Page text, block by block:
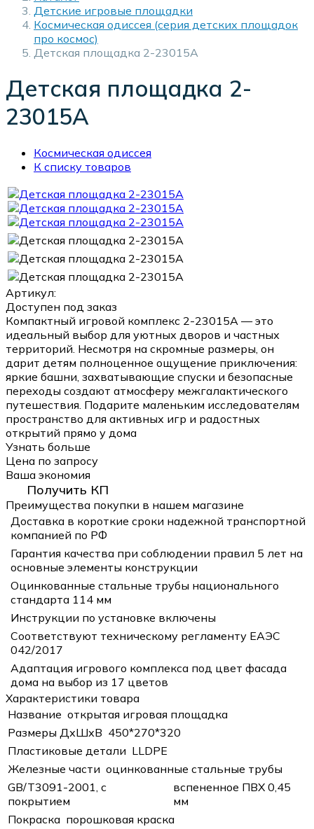
Детские игровые площадки
Космическая одиссея (серия детских площадок
про космос)
Детская площадка 2-23015А
Детская площадка 2-
23015А
Космическая одиссея
К списку товаров
Артикул:
Доступен под заказ
Компактный игровой комплекс 2-23015A — это
идеальный выбор для уютных дворов и частных
территорий. Несмотря на скромные размеры, он
дарит детям полноценное ощущение приключения:
яркие башни, захватывающие спуски и безопасные
переходы создают атмосферу межгалактического
путешествия. Подарите маленьким исследователям
пространство для активных игр и радостных
открытий прямо у дома
Узнать больше
Цена по запросу
Ваша экономия
Получить КП
Преимущества покупки в нашем магазине
Доставка в короткие сроки надежной транспортной
компанией по РФ
Гарантия качества при соблюдении правил 5 лет на
основные элементы конструкции
Оцинкованные стальные трубы национального
стандарта 114 мм
Инструкции по установке включены
Соответствуют техническому регламенту ЕАЭС
042/2017
Адаптация игрового комплекса под цвет фасада
дома на выбор из 17 цветов
Характеристики товара
Название открытая игровая площадка
Размеры ДхШхВ 450*270*320
Пластиковые детали LLDPE
Железные части оцинкованные стальные трубы
GB/T3091-2001, с
покрытием
вспененное ПВХ 0,45
мм
Покраска порошковая краска